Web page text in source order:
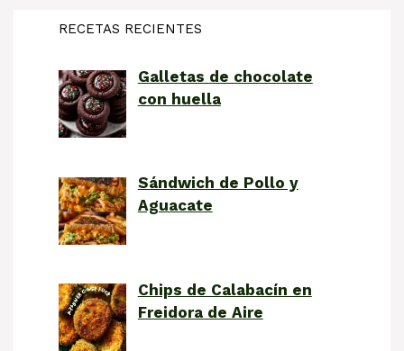
RECETAS RECIENTES
Galletas de chocolate
con huella
Sándwich de Pollo y
Aguacate
Chips de Calabacín en
Freidora de Aire